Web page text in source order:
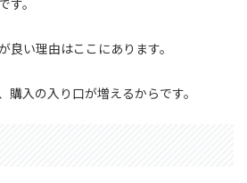
い理由はここにあります。
購入の入り口が増えるからです。